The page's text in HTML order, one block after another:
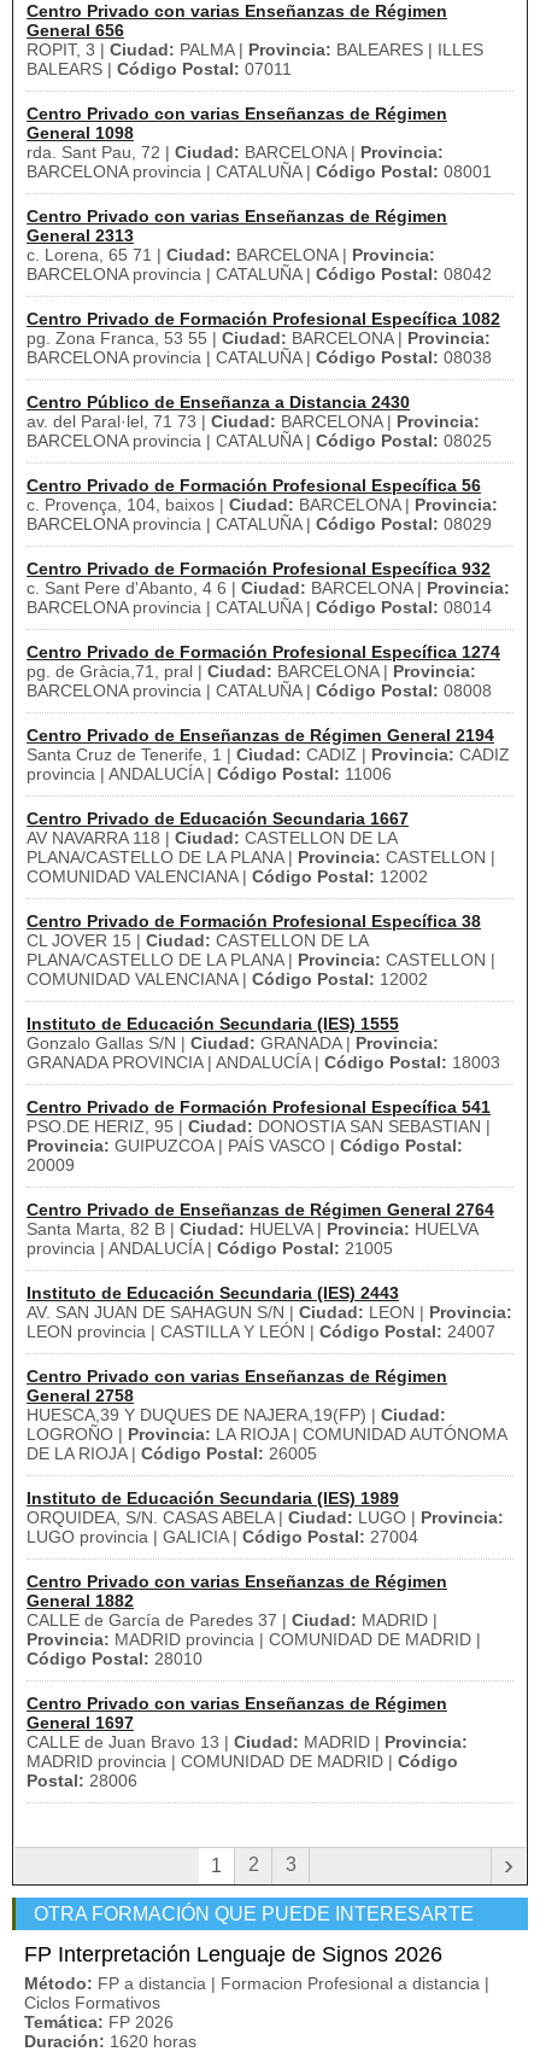
Centro Privado con varias Enseñanzas de Régimen
General 656
ROPIT, 3 | Ciudad: PALMA | Provincia: BALEARES | ILLES
BALEARS | Código Postal: 07011
Centro Privado con varias Enseñanzas de Régimen
General 1098
rda. Sant Pau, 72 | Ciudad: BARCELONA | Provincia:
BARCELONA provincia | CATALUÑA | Código Postal: 08001
Centro Privado con varias Enseñanzas de Régimen
General 2313
c. Lorena, 65 71 | Ciudad: BARCELONA | Provincia:
BARCELONA provincia | CATALUÑA | Código Postal: 08042
Centro Privado de Formación Profesional Específica 1082
pg. Zona Franca, 53 55 | Ciudad: BARCELONA | Provincia:
BARCELONA provincia | CATALUÑA | Código Postal: 08038
Centro Público de Enseñanza a Distancia 2430
av. del Paral·lel, 71 73 | Ciudad: BARCELONA | Provincia:
BARCELONA provincia | CATALUÑA | Código Postal: 08025
Centro Privado de Formación Profesional Específica 56
c. Provença, 104, baixos | Ciudad: BARCELONA | Provincia:
BARCELONA provincia | CATALUÑA | Código Postal: 08029
Centro Privado de Formación Profesional Específica 932
c. Sant Pere d'Abanto, 4 6 | Ciudad: BARCELONA | Provincia:
BARCELONA provincia | CATALUÑA | Código Postal: 08014
Centro Privado de Formación Profesional Específica 1274
pg. de Gràcia,71, pral | Ciudad: BARCELONA | Provincia:
BARCELONA provincia | CATALUÑA | Código Postal: 08008
Centro Privado de Enseñanzas de Régimen General 2194
Santa Cruz de Tenerife, 1 | Ciudad: CADIZ | Provincia: CADIZ
provincia | ANDALUCÍA | Código Postal: 11006
Centro Privado de Educación Secundaria 1667
AV NAVARRA 118 | Ciudad: CASTELLON DE LA
PLANA/CASTELLO DE LA PLANA | Provincia: CASTELLON |
COMUNIDAD VALENCIANA | Código Postal: 12002
Centro Privado de Formación Profesional Específica 38
CL JOVER 15 | Ciudad: CASTELLON DE LA
PLANA/CASTELLO DE LA PLANA | Provincia: CASTELLON |
COMUNIDAD VALENCIANA | Código Postal: 12002
Instituto de Educación Secundaria (IES) 1555
Gonzalo Gallas S/N | Ciudad: GRANADA | Provincia:
GRANADA PROVINCIA | ANDALUCÍA | Código Postal: 18003
Centro Privado de Formación Profesional Específica 541
PSO.DE HERIZ, 95 | Ciudad: DONOSTIA SAN SEBASTIAN |
Provincia: GUIPUZCOA | PAÍS VASCO | Código Postal:
20009
Centro Privado de Enseñanzas de Régimen General 2764
Santa Marta, 82 B | Ciudad: HUELVA | Provincia: HUELVA
provincia | ANDALUCÍA | Código Postal: 21005
Instituto de Educación Secundaria (IES) 2443
AV. SAN JUAN DE SAHAGUN S/N | Ciudad: LEON | Provincia:
LEON provincia | CASTILLA Y LEÓN | Código Postal: 24007
Centro Privado con varias Enseñanzas de Régimen
General 2758
HUESCA,39 Y DUQUES DE NAJERA,19(FP) | Ciudad:
LOGROÑO | Provincia: LA RIOJA | COMUNIDAD AUTÓNOMA
DE LA RIOJA | Código Postal: 26005
Instituto de Educación Secundaria (IES) 1989
ORQUIDEA, S/N. CASAS ABELA | Ciudad: LUGO | Provincia:
LUGO provincia | GALICIA | Código Postal: 27004
Centro Privado con varias Enseñanzas de Régimen
General 1882
CALLE de García de Paredes 37 | Ciudad: MADRID |
Provincia: MADRID provincia | COMUNIDAD DE MADRID |
Código Postal: 28010
Centro Privado con varias Enseñanzas de Régimen
General 1697
CALLE de Juan Bravo 13 | Ciudad: MADRID | Provincia:
MADRID provincia | COMUNIDAD DE MADRID | Código
Postal: 28006
1 2 3 ›
OTRA FORMACIÓN QUE PUEDE INTERESARTE
FP Interpretación Lenguaje de Signos 2026
Método: FP a distancia | Formacion Profesional a distancia |
Ciclos Formativos
Temática: FP 2026
Duración: 1620 horas